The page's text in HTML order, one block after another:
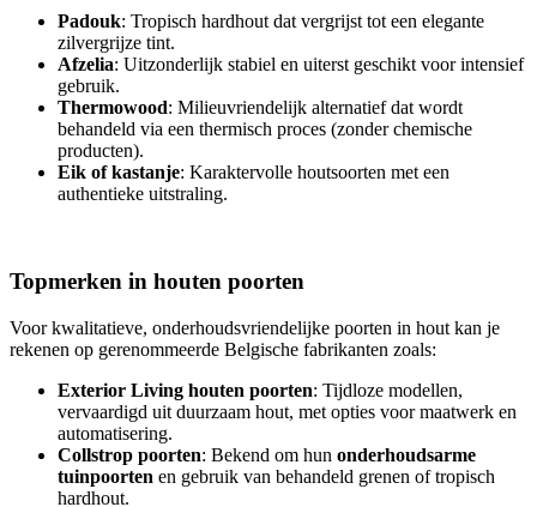
Padouk: Tropisch hardhout dat vergrijst tot een elegante
zilvergrijze tint.
Afzelia: Uitzonderlijk stabiel en uiterst geschikt voor intensief
gebruik.
Thermowood: Milieuvriendelijk alternatief dat wordt
behandeld via een thermisch proces (zonder chemische
producten).
Eik of kastanje: Karaktervolle houtsoorten met een
authentieke uitstraling.
Topmerken in houten poorten
Voor kwalitatieve, onderhoudsvriendelijke poorten in hout kan je
rekenen op gerenommeerde Belgische fabrikanten zoals:
Exterior Living houten poorten: Tijdloze modellen,
vervaardigd uit duurzaam hout, met opties voor maatwerk en
automatisering.
Collstrop poorten: Bekend om hun onderhoudsarme
tuinpoorten en gebruik van behandeld grenen of tropisch
hardhout.